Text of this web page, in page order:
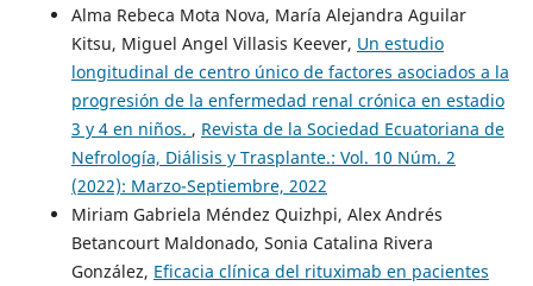
Alma Rebeca Mota Nova, María Alejandra Aguilar
Kitsu, Miguel Angel Villasis Keever, Un estudio
longitudinal de centro único de factores asociados a la
progresión de la enfermedad renal crónica en estadio
3 y 4 en niños. , Revista de la Sociedad Ecuatoriana de
Nefrología, Diálisis y Trasplante.: Vol. 10 Núm. 2
(2022): Marzo-Septiembre, 2022
Miriam Gabriela Méndez Quizhpi, Alex Andrés
Betancourt Maldonado, Sonia Catalina Rivera
González, Eficacia clínica del rituximab en pacientes